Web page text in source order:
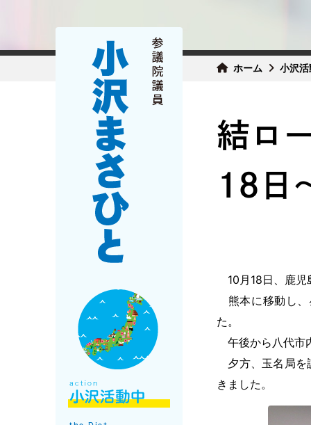
ホーム 小沢
結ロ
18日
10月18日、鹿児
熊本に移動し、
た。
午後から八代市
夕方、玉名局を
きました。